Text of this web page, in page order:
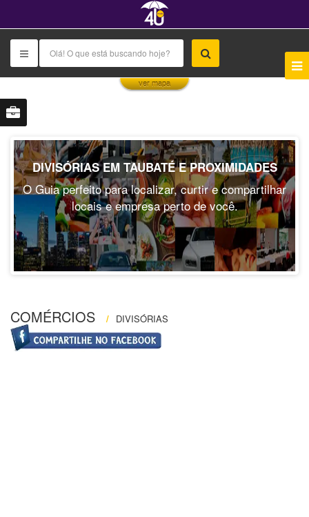
ver mapa
DIVISÓRIAS EM TAUBATÉ E PROXIMIDADES
O Guia perfeito para localizar, curtir e compartilhar
locais e empresa perto de você.
COMÉRCIOS / DIVISÓRIAS